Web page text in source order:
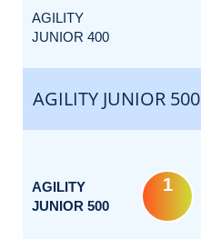
AGILITY
JUNIOR 400
AGILITY JUNIOR 500
AGILITY
JUNIOR 500
1